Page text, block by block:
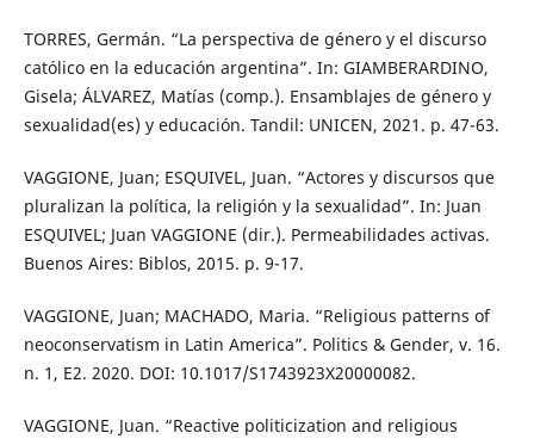
TORRES, Germán. “La perspectiva de género y el discurso
católico en la educación argentina”. In: GIAMBERARDINO,
Gisela; ÁLVAREZ, Matías (comp.). Ensamblajes de género y
sexualidad(es) y educación. Tandil: UNICEN, 2021. p. 47-63.
VAGGIONE, Juan; ESQUIVEL, Juan. “Actores y discursos que
pluralizan la política, la religión y la sexualidad”. In: Juan
ESQUIVEL; Juan VAGGIONE (dir.). Permeabilidades activas.
Buenos Aires: Biblos, 2015. p. 9-17.
VAGGIONE, Juan; MACHADO, Maria. “Religious patterns of
neoconservatism in Latin America”. Politics & Gender, v. 16.
n. 1, E2. 2020. DOI: 10.1017/S1743923X20000082.
VAGGIONE, Juan. “Reactive politicization and religious